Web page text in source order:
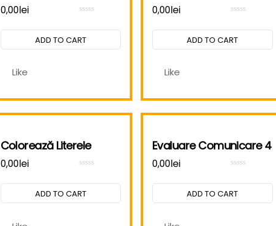
of
5
0,00lei
ADD TO CART
Like
of
5
0,00lei
ADD TO CART
Like
Colorează Literele
of
5
0,00lei
ADD TO CART
Evaluare Comunicare 4
of
5
0,00lei
ADD TO CART